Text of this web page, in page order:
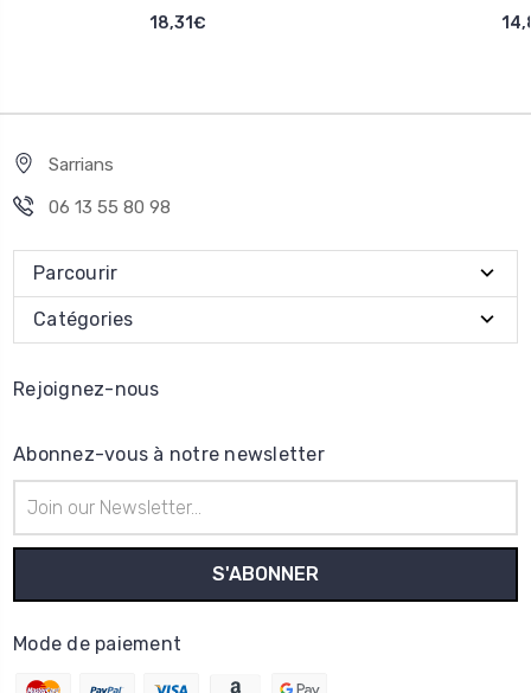
18,31€
Sarrians
06 13 55 80 98
Parcourir
Catégories
Rejoignez-nous
Abonnez-vous à notre newsletter
e-
mail
Mode de paiement